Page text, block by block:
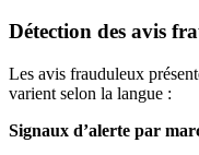
Détection des avis
Les avis frauduleux
varient selon la langue :
Signaux d’alerte par